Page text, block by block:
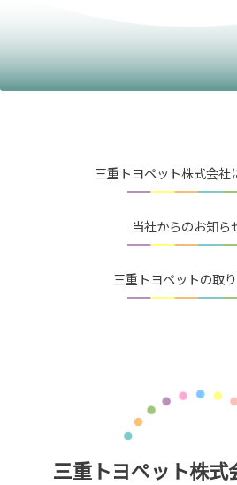
三重トヨペット株式会社
当社からのお知ら
三重トヨペットの取
三重トヨペット株式